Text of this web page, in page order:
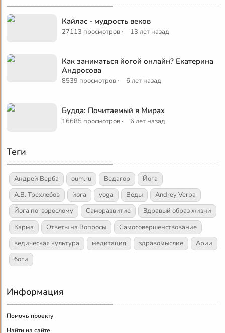
Кайлас - мудрость веков
27113 просмотров · 13 лет назад
Как заниматься йогой онлайн? Екатерина
Андросова
8539 просмотров · 6 лет назад
Будда: Почитаемый в Мирах
16685 просмотров · 6 лет назад
Теги
Андрей Верба oum.ru Ведагор
Йога
А.В. Трехлебов
йога yoga Веды
Andrey Verba
Йога по-взрослому
Саморазвитие
Здравый образ жизни
Карма
Ответы на Вопросы
Самосовершенствование
ведическая культура
медитация здравомыслие
Арии
боги
Информация
Помочь проекту
Найти на сайте